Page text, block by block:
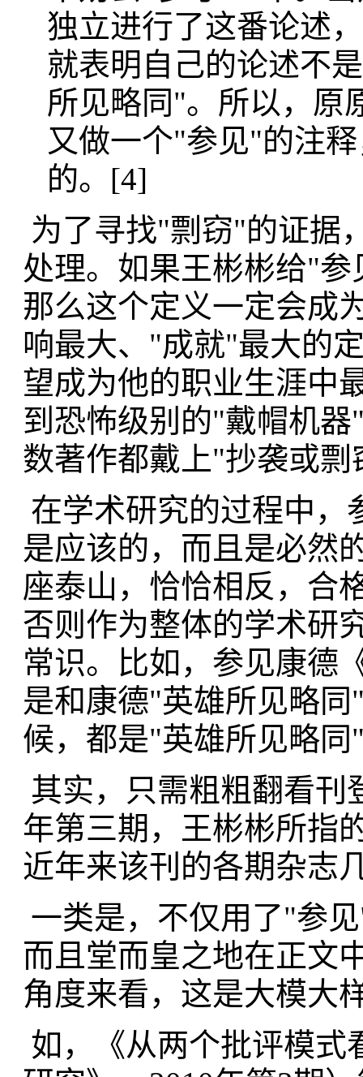
独立进行了这番论述
就表明自己的论述不
所见略同"。所以，原
又做一个"参见"的注
的。 [4]
为了寻找"剽窃"的证据
处理。如果王彬彬给"
那么这个定义一定会成
响最大、"成就"最大的
望成为他的职业生涯中
到恐怖级别的"戴帽机
数著作都戴上"抄袭或
在学术研究的过程中，
是应该的，而且是必然
座泰山，恰恰相反，合
否则作为整体的学术研
常识。比如，参见康德
是和康德"英雄所见略
候，都是"英雄所见略
其实，只需粗粗翻看刊
年第三期，王彬彬所指
近年来该刊的各期杂志
一类是，不仅用了"参
而且堂而皇之地在正文
角度来看，这是大模大
如，《从两个批评模式